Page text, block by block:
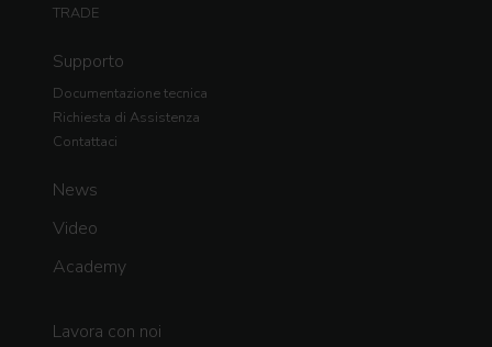
TRADE
Supporto
Documentazione tecnica
Richiesta di Assistenza
Contattaci
News
Video
Academy
Lavora con noi